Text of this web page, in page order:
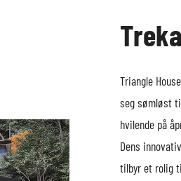
Triangle
seg sømløst
hvilende på
Dens
tilbyr et rolig